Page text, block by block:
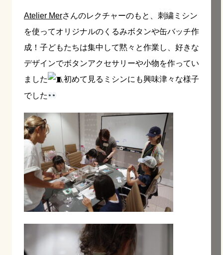
Atelier Merさんのレクチャーのもと、刺繍ミシン
を使ってオリジナルのくるみボタンや缶バッチ作
成！子どもたちは集中して黙々と作業し、好きな
デザインでボタンアクセサリーや小物を作ってい
ました
初めて見るミシンにも興味津々な様子
でした